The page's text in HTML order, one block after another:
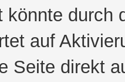
könnte durch
auf
Seite direkt